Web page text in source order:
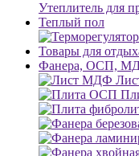
Утеплитель для
Теплый пол
Товары для
Фанера, ОСП,